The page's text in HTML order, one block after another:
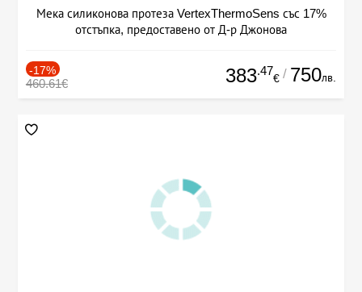
Мека силиконова протеза VertexThermoSens със 17%
отстъпка, предоставено от Д-р Джонова
-17%
460.61€ 383.47
€ / 750лв.